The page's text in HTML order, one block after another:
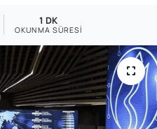
1 DK
OKUNMA SÜRESI